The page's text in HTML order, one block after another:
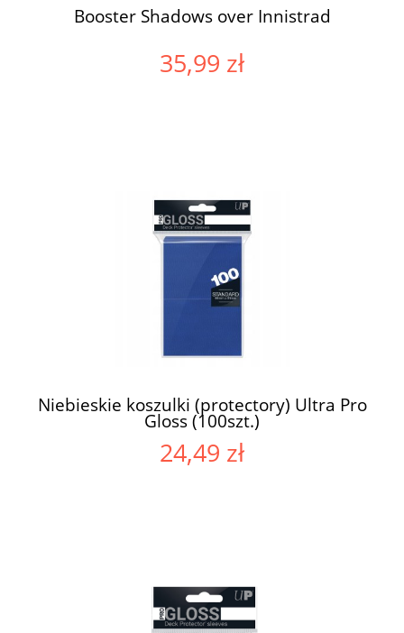
Booster Shadows over Innistrad
35,99 zł
Niebieskie koszulki (protectory) Ultra Pro
Gloss (100szt.)
24,49 zł